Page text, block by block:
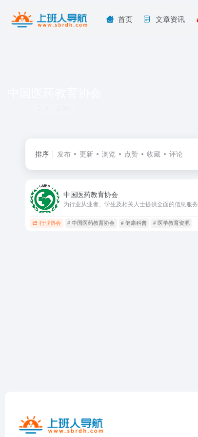
首页 文章资讯
排序 发布 更新 浏览 点赞 收藏 评论
中国医药教育协会
为行业从业者、学生及相关人士提供全面的信息服务
行业协会 # 中国医药教育协会 # 健康科普 # 医学教育资源